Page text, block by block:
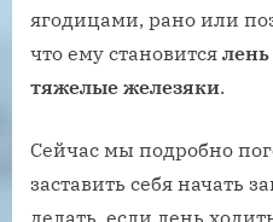
ягодицами, рано или
что ему становится
тяжелые железяки.
Сейчас мы подробно
заставить себя начать